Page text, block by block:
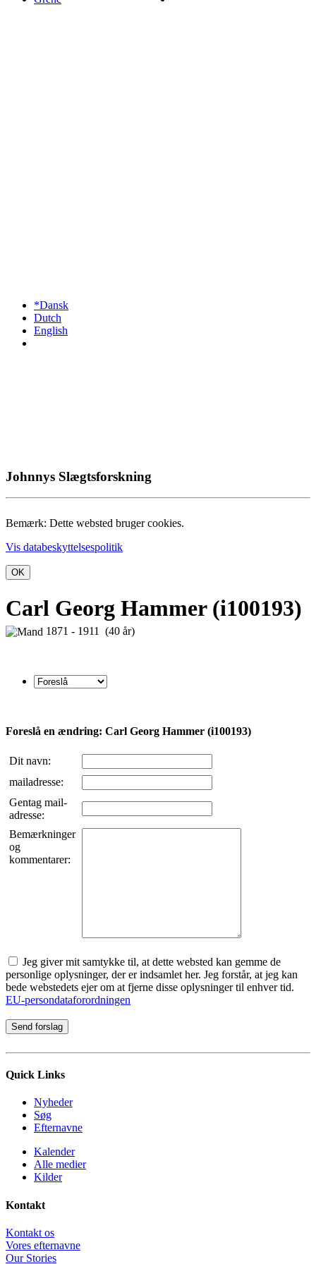
*Dansk
Dutch
English
Johnnys Slægtsforskning
Bemærk: Dette websted bruger cookies.
Vis databeskyttelsespolitik
OK
Carl Georg Hammer (i100193)
1871 - 1911 (40 år)
Foreslå en ændring: Carl Georg Hammer (i100193)
Dit navn:
mailadresse:
Gentag mail-
adresse:
Bemærkninger
og
kommentarer:
Jeg giver mit samtykke til, at dette websted kan gemme de
personlige oplysninger, der er indsamlet her. Jeg forstår, at jeg kan
bede webstedets ejer om at fjerne disse oplysninger til enhver tid.
EU-persondataforordningen
Quick Links
Nyheder
Søg
Efternavne
Kalender
Alle medier
Kilder
Kontakt
Kontakt os
Vores efternavne
Our Stories